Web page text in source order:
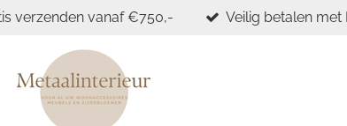
verzenden vanaf €750,- Veilig betalen met